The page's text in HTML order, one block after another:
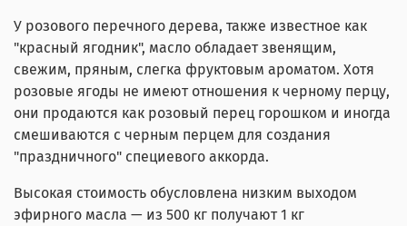
У розового перечного дерева, также известное как
"красный ягодник", масло обладает звенящим,
свежим, пряным, слегка фруктовым ароматом. Хотя
розовые ягоды не имеют отношения к черному перцу,
они продаются как розовый перец горошком и иногда
смешиваются с черным перцем для создания
"праздничного" специевого аккорда.
Высокая стоимость обусловлена низким выходом
эфирного масла — из 500 кг получают 1 кг